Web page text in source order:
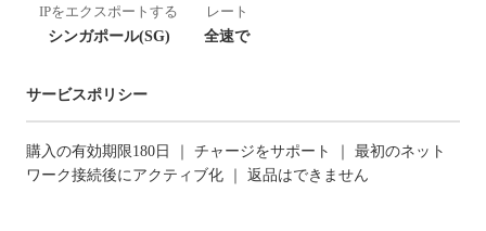
IPをエクスポートする
シンガポール(SG)
レート
全速で
サービスポリシー
購入の有効期限180日 ｜ チャージをサポート ｜ 最初のネット
ワーク接続後にアクティブ化 ｜ 返品はできません